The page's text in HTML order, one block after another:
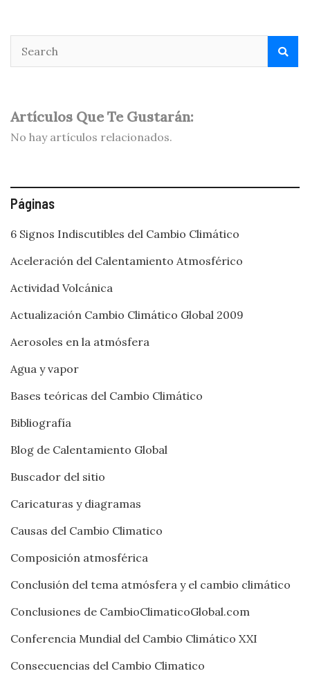
Artículos Que Te Gustarán:
No hay artículos relacionados.
Páginas
6 Signos Indiscutibles del Cambio Climático
Aceleración del Calentamiento Atmosférico
Actividad Volcánica
Actualización Cambio Climático Global 2009
Aerosoles en la atmósfera
Agua y vapor
Bases teóricas del Cambio Climático
Bibliografía
Blog de Calentamiento Global
Buscador del sitio
Caricaturas y diagramas
Causas del Cambio Climatico
Composición atmosférica
Conclusión del tema atmósfera y el cambio climático
Conclusiones de CambioClimaticoGlobal.com
Conferencia Mundial del Cambio Climático XXI
Consecuencias del Cambio Climatico